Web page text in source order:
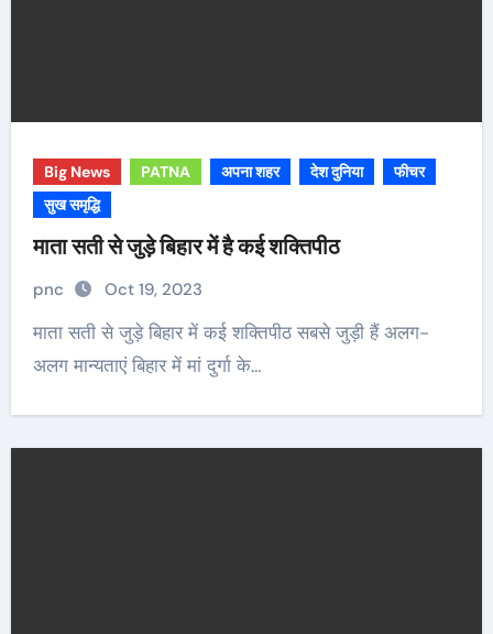
Big News PATNA अपना शहर देश दुनिया
फीचर
सुख समृद्धि
माता सती से जुड़े बिहार में है कई शक्तिपीठ
pnc Oct 19, 2023
माता सती से जुड़े बिहार में कई शक्तिपीठ सबसे जुड़ी हैं अलग-
अलग मान्‍यताएं बिहार में मां दुर्गा के…